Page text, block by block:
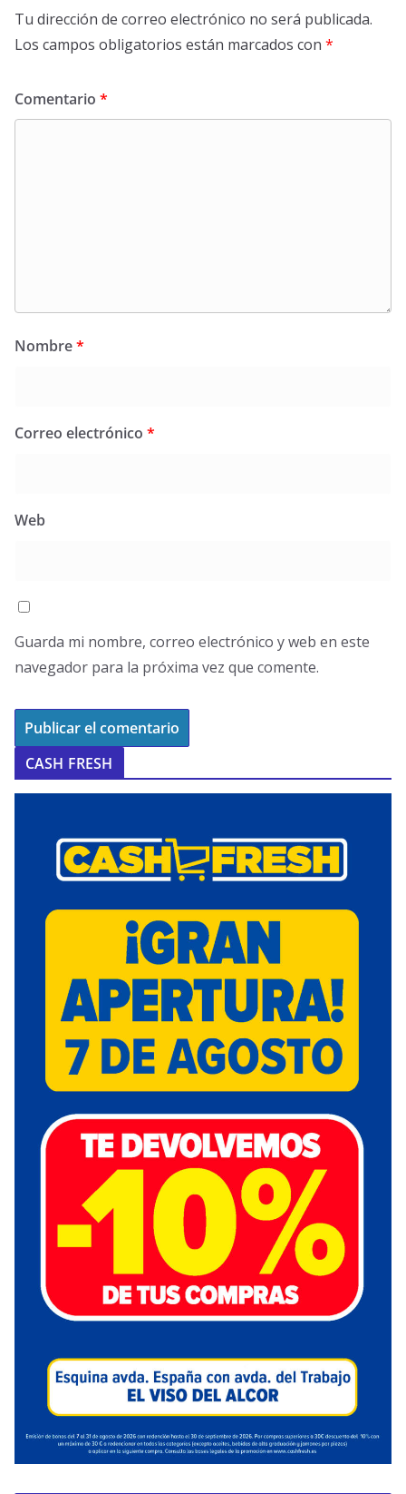
Tu dirección de correo electrónico no será publicada.
Los campos obligatorios están marcados con *
Comentario *
Nombre*
Correo electrónico *
Web
Guarda mi nombre, correo electrónico y web en este
navegador para la próxima vez que comente.
CASH FRESH